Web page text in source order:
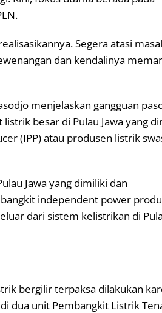
Segera atasi
dan kendalinya
menjelaskan gangguan
besar di Pulau Jawa yang
(IPP) atau produsen listrik
Jawa yang dimiliki dan
independent power
dari sistem kelistrikan di
bergilir terpaksa dilakukan
dua unit Pembangkit Listrik